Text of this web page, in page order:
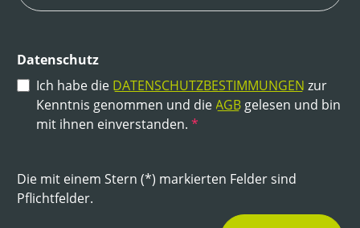
Datenschutz
Ich habe die DATENSCHUTZBESTIMMUNGEN zur
Kenntnis genommen und die AGB gelesen und bin
mit ihnen einverstanden. *
Die mit einem Stern (*) markierten Felder sind
Pflichtfelder.